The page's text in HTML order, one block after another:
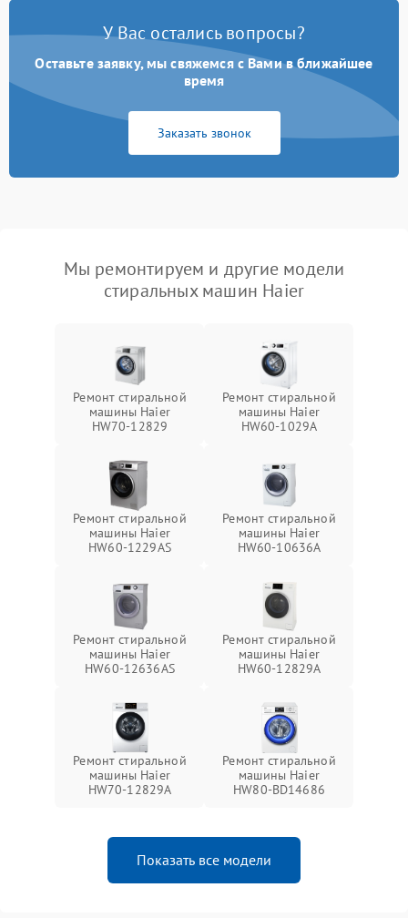
У Вас остались вопросы?
Оставьте заявку, мы свяжемся с Вами в ближайшее
время
Заказать звонок
Мы ремонтируем и другие модели
стиральных машин Haier
Ремонт стиральной
машины Haier
HW70-12829
Ремонт стиральной
машины Haier
HW60-1029A
Ремонт стиральной
машины Haier
HW60-1229AS
Ремонт стиральной
машины Haier
HW60-10636A
Ремонт стиральной
машины Haier
HW60-12636AS
Ремонт стиральной
машины Haier
HW60-12829A
Ремонт стиральной
машины Haier
HW70-12829A
Ремонт стиральной
машины Haier
HW80-BD14686
Показать все модели